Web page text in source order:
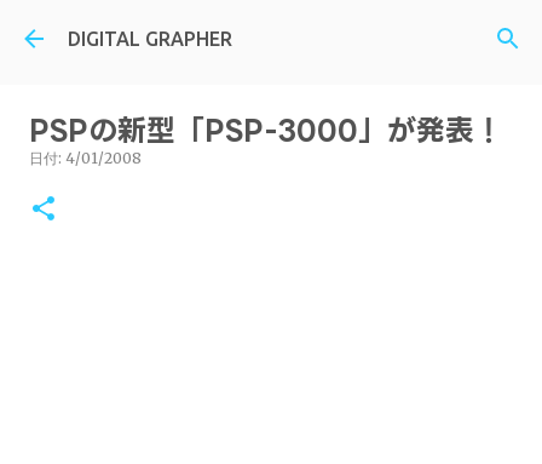
スキップしてメイン コンテンツに移動
DIGITAL GRAPHER
PSPの新型「PSP-3000」が発表！
日付: 4/01/2008